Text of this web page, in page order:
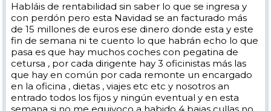
Habláis de rentabilidad sin saber lo que se ingresa y
con perdón pero esta Navidad se an facturado más
de 15 millones de euros ese dinero donde esta y este
fin de semana ni te cuento lo que habrán echo lo que
pasa es que hay muchos coches con pegatina de
cetursa , por cada dirigente hay 3 oficinistas más las
que hay en común por cada remonte un encargado
en la oficina , dietas , viajes etc etc y nosotros an
entrado todos los fijos y ningún eventual y en esta